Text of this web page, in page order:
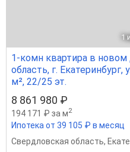
1
1-комн квартира в
область, г.
м², 22/25 эт.
8 861 980 ₽
194 171 ₽ за м2
Ипотека от 39 105 ₽ в месяц
Свердловская область,